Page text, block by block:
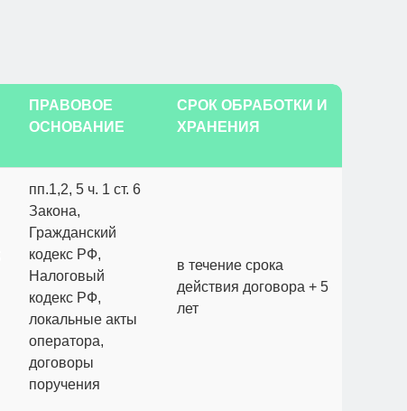
ПРАВОВОЕ
ОСНОВАНИЕ
СРОК ОБРАБОТКИ И
ХРАНЕНИЯ
пп.1,2, 5 ч. 1 ст. 6
Закона,
Гражданский
кодекс РФ,
Налоговый
кодекс РФ,
локальные акты
оператора,
договоры
поручения
в течение срока
действия договора + 5
лет